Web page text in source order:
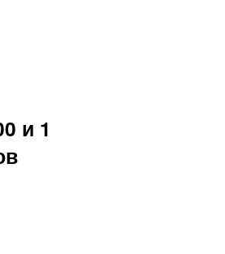
и 1